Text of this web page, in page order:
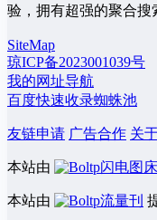
验，拥有超强的聚合搜
SiteMap
琼ICP备2023001039号
我的网址导航
百度快速收录蜘蛛池
友链申请 广告合作 关
本站由 闪电图床
本站由 流量刊